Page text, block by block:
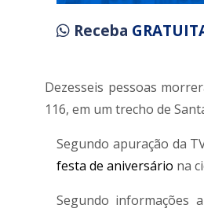
Receba
Dezesseis pessoas
116, em um trecho de
Segundo apuração da
festa de aniversário na
Segundo informações